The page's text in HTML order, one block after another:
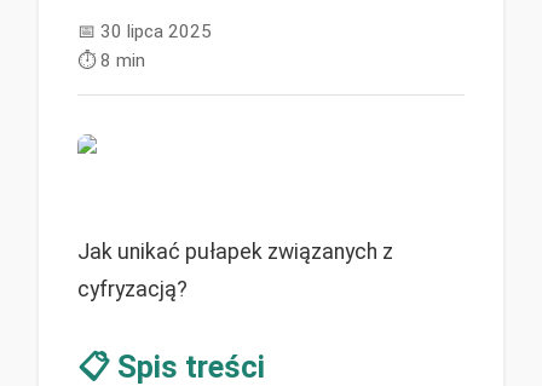
📅 30 lipca 2025
⏱️8 min
Jak unikać pułapek związanych z
cyfryzacją?
📋 Spis treści